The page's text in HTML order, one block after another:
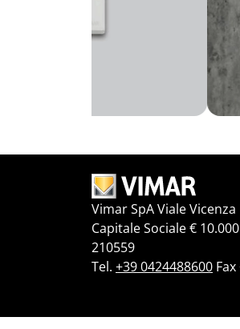
Vimar SpA Viale
Capitale Sociale €
210559
Tel. +39 0424488600